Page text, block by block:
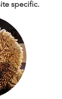
specific.